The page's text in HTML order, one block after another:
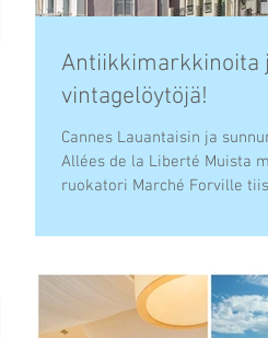
Antiikkimarkkinoita
vintagelöytöjä!
Cannes Lauantaisin ja sunnuntaisin, klo 7-17:30.
Allées de la Liberté Muista myös upea, katettu
ruokatori Marché Forville